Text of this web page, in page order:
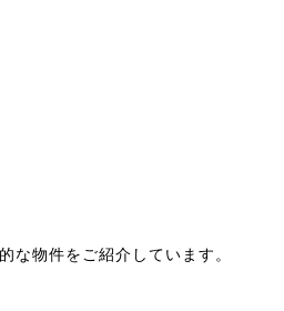
物件をご紹介しています。